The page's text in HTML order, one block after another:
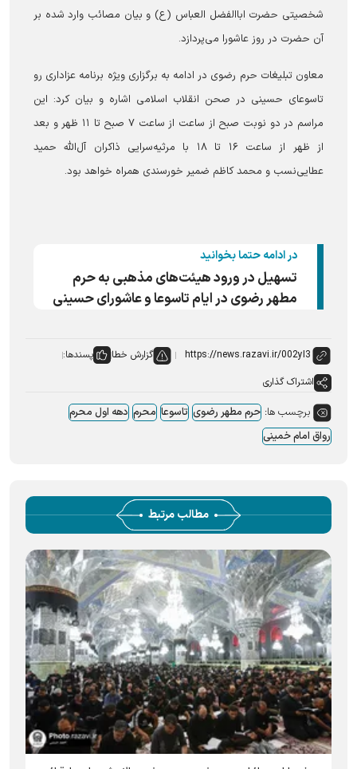
شخصیتی حضرت اباالفضل العباس (ع) و بیان مصائب وارد شده بر
آن حضرت در روز عاشورا می‌پردازد.
معاون تبلیغات حرم رضوی در ادامه به برگزاری ویژه برنامه عزاداری رو
تاسوعای حسینی در صحن انقلاب اسلامی اشاره و بیان کرد: این
مراسم در دو نوبت صبح از ساعت از ساعت ۷ صبح تا ۱۱ ظهر و بعد
از ظهر از ساعت ۱۶ تا ۱۸ با مرثیه‌سرایی ذاکران آل‌الله حمید
عطایی‌نسب و محمد کاظم ضمیر خورسندی همراه خواهد بود.
در ادامه حتما بخوانید
تسهیل در ورود هیئت‌های مذهبی به حرم
مطهر رضوی در ایام تاسوعا و عاشورای حسینی
گزارش خطا
پسندها:
اشتراک گذاری
برچسب ها: حرم مطهر رضوی تاسوعا محرم دهه اول محرم
رواق امام خمینی
مطالب مرتبط